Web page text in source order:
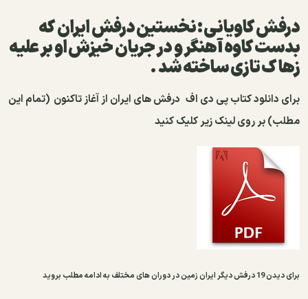
درفش کاویانی :نخستین درفش ایران که
بدست کاوه آهنگر و در جریان خیزش او بر علیه
زهاک تازی ساخته شد .
برای دانلود کتاب پی دی اف درفش های ایران از آغاز تاکنون (تمام این
مطلب) بر روی لینک زیر کلیک کنید
برای دیدن 19 درفش دیگر ایران زمین در دوران های مختلف به ادامه مطلب بروید